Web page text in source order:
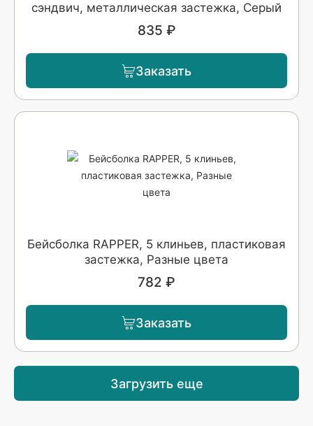
сэндвич, металлическая застежка, Серый
835 ₽
Заказать
Бейсболка RAPPER, 5 клиньев, пластиковая
застежка, Разные цвета
782 ₽
Заказать
Загрузить еще